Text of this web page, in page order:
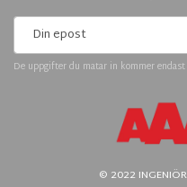
De uppgifter du matar in kommer
© 2022